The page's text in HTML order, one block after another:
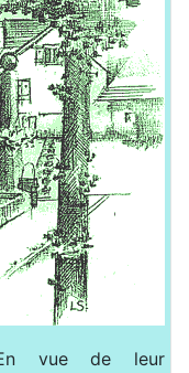
En vue de leur